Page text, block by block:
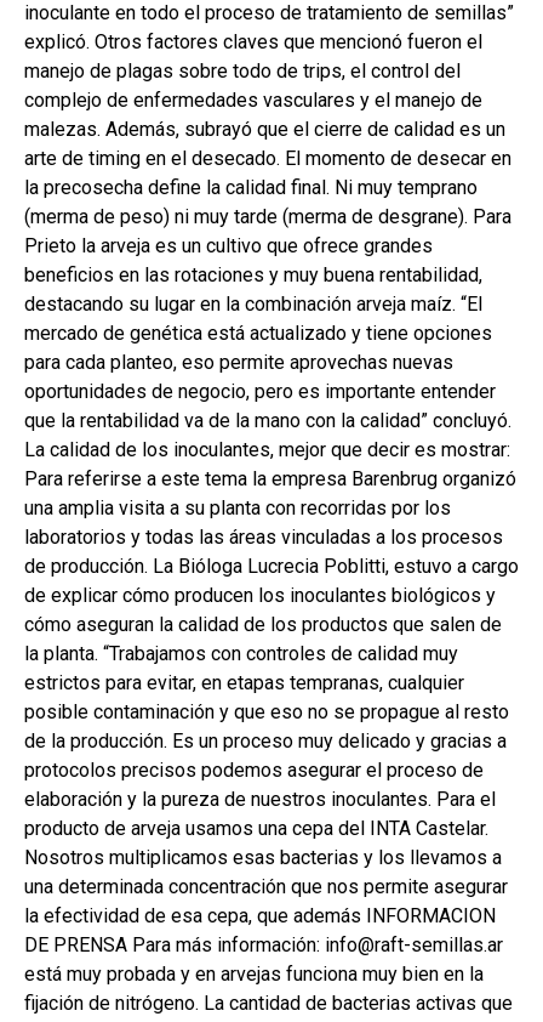
inoculante en todo el proceso de tratamiento de semillas”
explicó. Otros factores claves que mencionó fueron el
manejo de plagas sobre todo de trips, el control del
complejo de enfermedades vasculares y el manejo de
malezas. Además, subrayó que el cierre de calidad es un
arte de timing en el desecado. El momento de desecar en
la precosecha define la calidad final. Ni muy temprano
(merma de peso) ni muy tarde (merma de desgrane). Para
Prieto la arveja es un cultivo que ofrece grandes
beneficios en las rotaciones y muy buena rentabilidad,
destacando su lugar en la combinación arveja maíz. “El
mercado de genética está actualizado y tiene opciones
para cada planteo, eso permite aprovechas nuevas
oportunidades de negocio, pero es importante entender
que la rentabilidad va de la mano con la calidad” concluyó.
La calidad de los inoculantes, mejor que decir es mostrar:
Para referirse a este tema la empresa Barenbrug organizó
una amplia visita a su planta con recorridas por los
laboratorios y todas las áreas vinculadas a los procesos
de producción. La Bióloga Lucrecia Poblitti, estuvo a cargo
de explicar cómo producen los inoculantes biológicos y
cómo aseguran la calidad de los productos que salen de
la planta. “Trabajamos con controles de calidad muy
estrictos para evitar, en etapas tempranas, cualquier
posible contaminación y que eso no se propague al resto
de la producción. Es un proceso muy delicado y gracias a
protocolos precisos podemos asegurar el proceso de
elaboración y la pureza de nuestros inoculantes. Para el
producto de arveja usamos una cepa del INTA Castelar.
Nosotros multiplicamos esas bacterias y los llevamos a
una determinada concentración que nos permite asegurar
la efectividad de esa cepa, que además INFORMACION
DE PRENSA Para más información: info@raft-semillas.ar
está muy probada y en arvejas funciona muy bien en la
fijación de nitrógeno. La cantidad de bacterias activas que